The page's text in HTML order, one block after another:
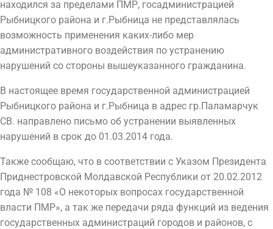
находился за пределами ПМР, госадминистрацией
Рыбницкого района и г.Рыбница не представлялась
возможность применения каких-либо мер
административного воздействия по устранению
нарушений со стороны вышеуказанного гражданина.
В настоящее время государственной администрацией
Рыбницкого района и г.Рыбница в адрес гр.Паламарчук
СВ. направлено письмо об устранении выявленных
нарушений в срок до 01.03.2014 года.
Также сообщаю, что в соответствии с Указом Президента
Приднестровской Молдавской Республики от 20.02.2012
года № 108 «О некоторых вопросах государственной
власти ПМР», а так же передачи ряда функций из ведения
государственных администраций городов и районов, с